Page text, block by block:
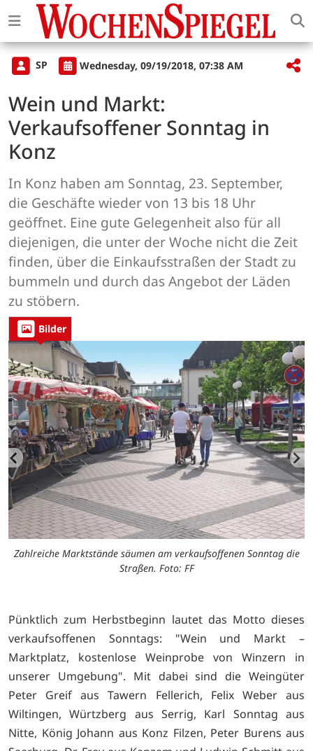
SP Wednesday, 09/19/2018, 07:38 AM
Wein und Markt:
Verkaufsoffener Sonntag in
Konz
In Konz haben am Sonntag, 23. September,
die Geschäfte wieder von 13 bis 18 Uhr
geöffnet. Eine gute Gelegenheit also für all
diejenigen, die unter der Woche nicht die Zeit
finden, über die Einkaufsstraßen der Stadt zu
bummeln und durch das Angebot der Läden
zu stöbern.
Bilder
Zahlreiche Marktstände säumen am verkaufsoffenen Sonntag die
Straßen. Foto: FF
Pünktlich zum Herbstbeginn lautet das Motto dieses
verkaufsoffenen Sonntags: "Wein und Markt –
Marktplatz, kostenlose Weinprobe von Winzern in
unserer Umgebung". Mit dabei sind die Weingüter
Peter Greif aus Tawern Fellerich, Felix Weber aus
Wiltingen, Würtzberg aus Serrig, Karl Sonntag aus
Nitte, König Johann aus Konz Filzen, Peter Burens aus